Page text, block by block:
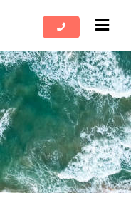
זֶה
מֻפְעֶלֶת
מַעֲרֶכֶת
נָגִישׁ
בִּקְלִיק
הַמְּסַיַּעַת
לִנְגִישׁוּת
הָאֲתָר.